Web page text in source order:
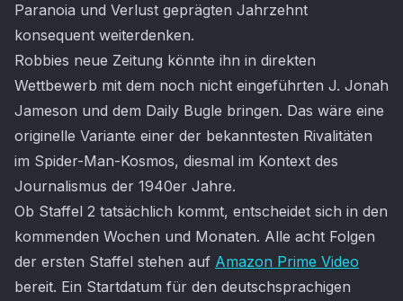
Paranoia und Verlust geprägten Jahrzehnt
konsequent weiterdenken.
Robbies neue Zeitung könnte ihn in direkten
Wettbewerb mit dem noch nicht eingeführten J. Jonah
Jameson und dem Daily Bugle bringen. Das wäre eine
originelle Variante einer der bekanntesten Rivalitäten
im Spider-Man-Kosmos, diesmal im Kontext des
Journalismus der 1940er Jahre.
Ob Staffel 2 tatsächlich kommt, entscheidet sich in den
kommenden Wochen und Monaten. Alle acht Folgen
der ersten Staffel stehen auf Amazon Prime Video
bereit. Ein Startdatum für den deutschsprachigen